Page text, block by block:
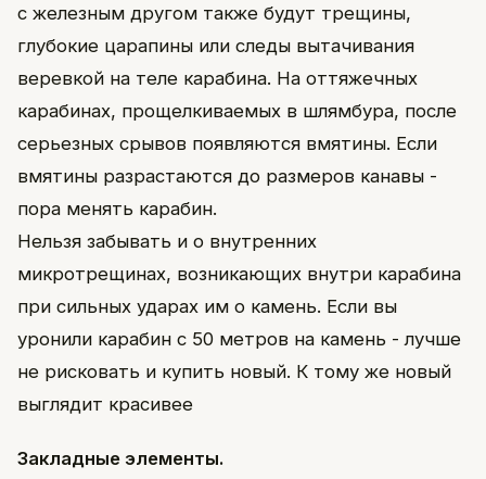
с железным другом также будут трещины,
глубокие царапины или следы вытачивания
веревкой на теле карабина. На оттяжечных
карабинах, прощелкиваемых в шлямбура, после
серьезных срывов появляются вмятины. Если
вмятины разрастаются до размеров канавы -
пора менять карабин.
Нельзя забывать и о внутренних
микротрещинах, возникающих внутри карабина
при сильных ударах им о камень. Если вы
уронили карабин с 50 метров на камень - лучше
не рисковать и купить новый. К тому же новый
выглядит красивее
Закладные элементы.